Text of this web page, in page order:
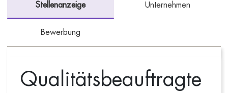
Stellenanzeige Unternehmen
Bewerbung
Qualitätsbeauftragte